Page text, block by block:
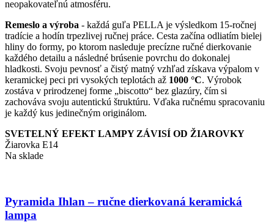
neopakovateľnú atmosféru.
Remeslo a výroba - každá guľa PELLA je výsledkom 15-ročnej
tradície a hodín trpezlivej ručnej práce. Cesta začína odliatím bielej
hliny do formy, po ktorom nasleduje precízne ručné dierkovanie
každého detailu a následné brúsenie povrchu do dokonalej
hladkosti. Svoju pevnosť a čistý matný vzhľad získava výpalom v
keramickej peci pri vysokých teplotách až 1000 °C. Výrobok
zostáva v prirodzenej forme „biscotto“ bez glazúry, čím si
zachováva svoju autentickú štruktúru. Vďaka ručnému spracovaniu
je každý kus jedinečným originálom.
SVETELNÝ EFEKT LAMPY ZÁVISÍ OD ŽIAROVKY
Žiarovka E14
Na sklade
Pyramida Ihlan – ručne dierkovaná keramická
lampa